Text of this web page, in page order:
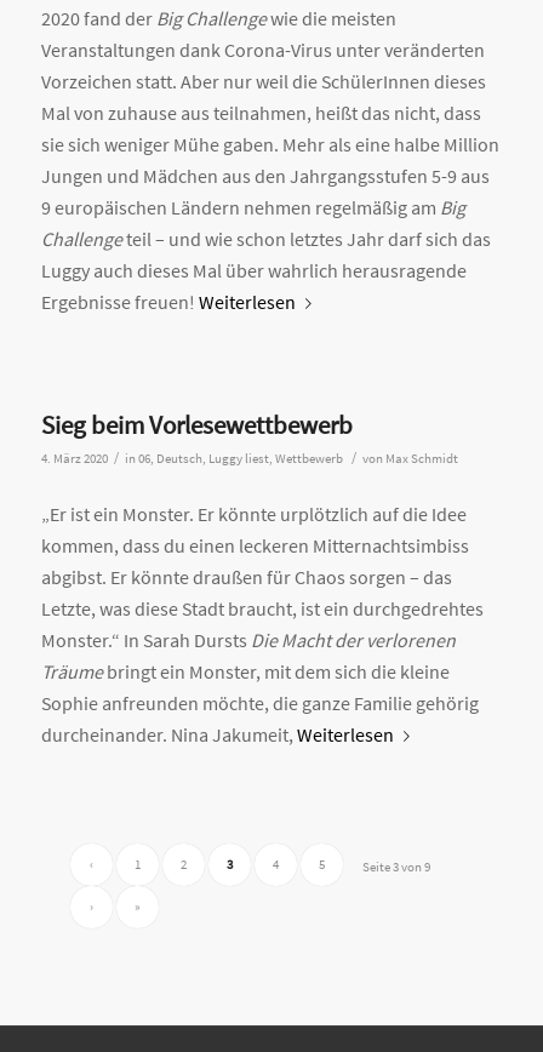
2020 fand der Big Challengewie die meisten
Veranstaltungen dank Corona-Virus unter veränderten
Vorzeichen statt. Aber nur weil die SchülerInnen dieses
Mal von zuhause aus teilnahmen, heißt das nicht, dass
sie sich weniger Mühe gaben. Mehr als eine halbe Million
Jungen und Mädchen aus den Jahrgangsstufen 5-9 aus
9 europäischen Ländern nehmen regelmäßig am Big
Challengeteil – und wie schon letztes Jahr darf sich das
Luggy auch dieses Mal über wahrlich herausragende
Ergebnisse freuen! Weiterlesen
Sieg beim Vorlesewettbewerb
4. März 2020 / in 06, Deutsch, Luggy liest, Wettbewerb / von Max Schmidt
„Er ist ein Monster. Er könnte urplötzlich auf die Idee
kommen, dass du einen leckeren Mitternachtsimbiss
abgibst. Er könnte draußen für Chaos sorgen – das
Letzte, was diese Stadt braucht, ist ein durchgedrehtes
Monster.“ In Sarah Dursts Die Macht der verlorenen
Träumebringt ein Monster, mit dem sich die kleine
Sophie anfreunden möchte, die ganze Familie gehörig
durcheinander. Nina Jakumeit, Weiterlesen
Seite 3 von 9
‹ 1 2 3 4 5
› »